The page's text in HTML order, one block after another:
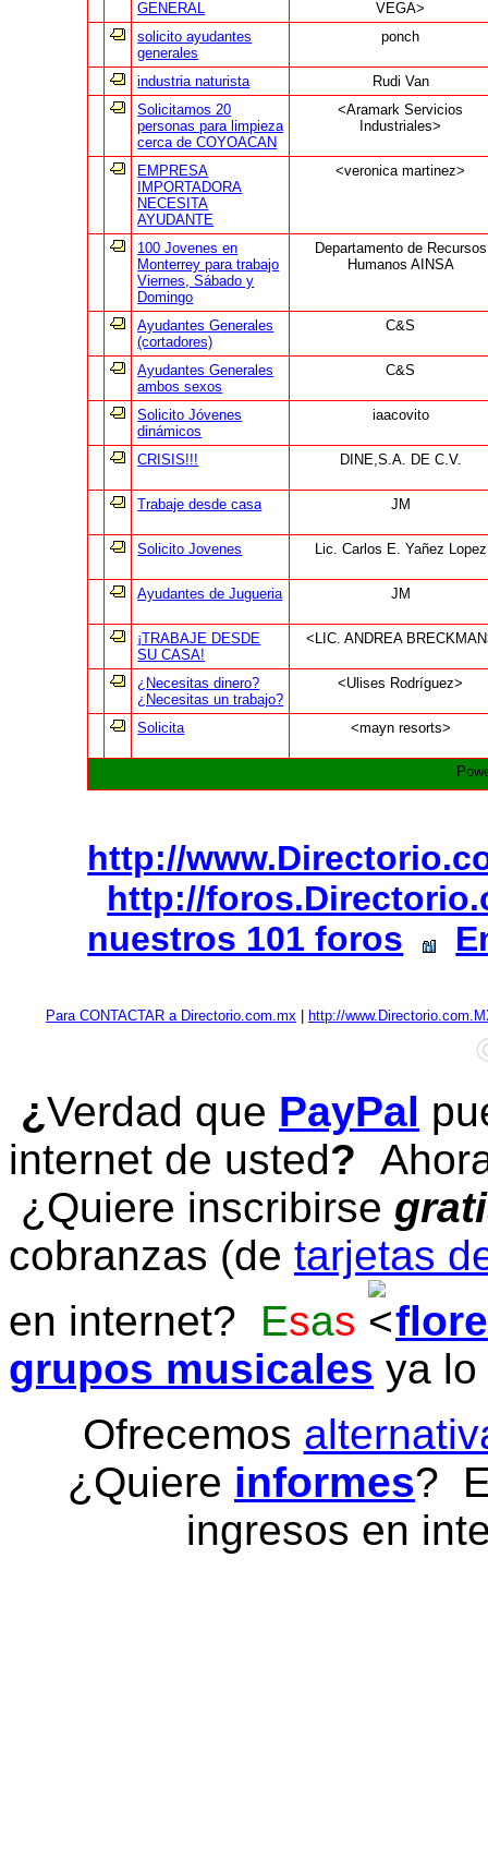
GENERAL
VEGA>
solicito ayudantes
generales
ponch
industria naturista
Rudi Van
Solicitamos 20
personas para limpieza
cerca de COYOACAN
<Aramark Servicios
Industriales>
EMPRESA
IMPORTADORA
NECESITA
AYUDANTE
<veronica martinez>
100 Jovenes en
Monterrey para trabajo
Viernes, Sábado y
Domingo
Departamento de Recursos
Humanos AINSA
Ayudantes Generales
(cortadores)
C&S
Ayudantes Generales
ambos sexos
C&S
Solicito Jóvenes
dinámicos
iaacovito
CRISIS!!! DINE,S.A. DE C.V.
Trabaje desde casa JM
Solicito Jovenes Lic. Carlos E. Yañez Lopez
Ayudantes de Jugueria JM
¡TRABAJE DESDE
SU CASA!
<LIC. ANDREA
¿Necesitas dinero?
¿Necesitas un trabajo?
<Ulises Rodríguez>
Solicita <mayn resorts>
http://
http://
nuestros 101 foros
Para CONTACTAR a Directorio.com.mx http://
¿Verdad que PayPal
internet de usted?
¿Quiere inscribirse
cobranzas (de tarjetas
en internet? Esas
grupos musicales ya
Ofrecemos
¿Quiere informes?
ingresos en